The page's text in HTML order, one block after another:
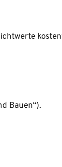
Bauen“).